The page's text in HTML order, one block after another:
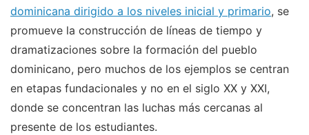
dominicana dirigido a los niveles inicial y primario, se
promueve la construcción de líneas de tiempo y
dramatizaciones sobre la formación del pueblo
dominicano, pero muchos de los ejemplos se centran
en etapas fundacionales y no en el siglo XX y XXI,
donde se concentran las luchas más cercanas al
presente de los estudiantes.